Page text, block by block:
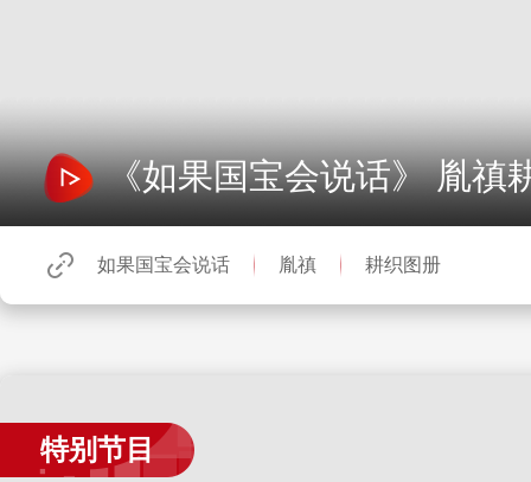
《如果国宝会说话》 胤禛
如果国宝会说话 胤禛 耕织图册
特别节目